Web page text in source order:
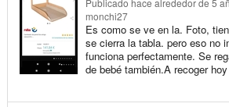
monchi27
Es como se ve en la. Foto,
se cierra la tabla. pero eso no
funciona perfectamente. Se
de bebé también.A recoger